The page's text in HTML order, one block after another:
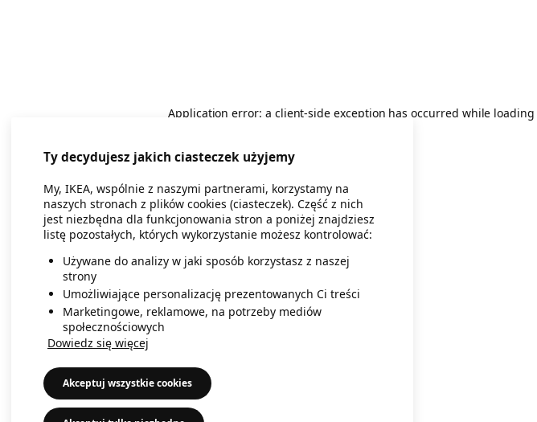
Application error: a client-side exception has occurred while loading
Ty decydujesz jakich ciasteczek użyjemy
My, IKEA, wspólnie z naszymi partnerami, korzystamy na
naszych stronach z plików cookies (ciasteczek). Część z nich
jest niezbędna dla funkcjonowania stron a poniżej znajdziesz
listę pozostałych, których wykorzystanie możesz kontrolować:
Używane do analizy w jaki sposób korzystasz z naszej
strony
Umożliwiające personalizację prezentowanych Ci treści
Marketingowe, reklamowe, na potrzeby mediów
społecznościowych
Dowiedz się więcej
Akceptuj wszystkie cookies